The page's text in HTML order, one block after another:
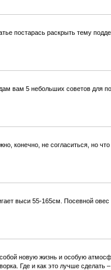
постарась раскрыть тему
вам 5 небольших советов для
конечно, не согласиться, но что
выси 55-165см. Посевной
новую жизнь и особую
Где и как это лучше сделать